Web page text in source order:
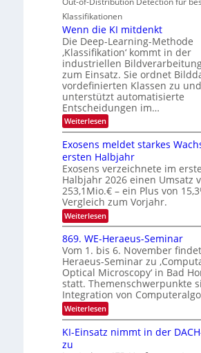
I
O
N
T
e
c
h
T
a
l
k
s
a
u
f
d
e
r
V
I
S
I
O
N
2
0
2
6
g
u
n
g
z
u
E
l
e
k
t
r
o
n
i
k
-
u
n
d
B
i
l
d
v
Klassifikationen
Wenn die KI mitdenkt
Die Deep-Learning-Methode
‚Klassifikation‘ kommt in der
industriellen
zum Einsatz. Sie ordnet
vordefinierten Klassen zu und
unterstützt automatisierte
Entscheidungen im…
Weiterlesen:
W
n
n
d
i
e
K
I
m
i
t
d
e
n
k
t
Exosens meldet starkes
ersten Halbjahr
Exosens verzeichnete im
Halbjahr 2026 einen Umsatz
253,1Mio.€ – ein Plus von
Vergleich zum Vorjahr.
Weiterlesen:
E
x
o
s
e
n
s
m
e
l
d
e
869. WE-Heraeus-Seminar
Vom 1. bis 6. November
Heraeus-Seminar zu
Optical Microscopy‘ in Bad
statt. Themenschwerpunkte
Integration von
Weiterlesen:
8
9
KI-Einsatz nimmt in der
zu